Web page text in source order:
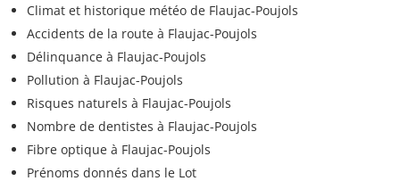
Climat et historique météo de Flaujac-Poujols
Accidents de la route à Flaujac-Poujols
Délinquance à Flaujac-Poujols
Pollution à Flaujac-Poujols
Risques naturels à Flaujac-Poujols
Nombre de dentistes à Flaujac-Poujols
Fibre optique à Flaujac-Poujols
Prénoms donnés dans le Lot